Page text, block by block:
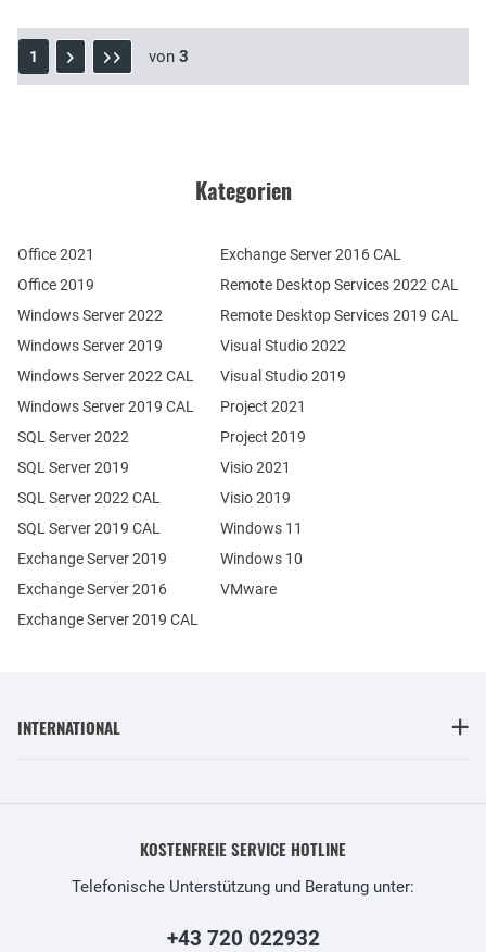
1 von 3
Kategorien
Office 2021
Office 2019
Windows Server 2022
Windows Server 2019
Exchange Server 2019
Exchange Server 2016
SQL Server 2022
SQL Server 2019
Windows Server 2022 CAL
Windows Server 2019 CAL
SQL Server 2022 CAL
SQL Server 2019 CAL
Remote Desktop Services 2022 CAL
Remote Desktop Services 2019 CAL
Exchange Server 2019 CAL
Exchange Server 2016 CAL
Visual Studio 2022
Visual Studio 2019
Project 2021
Project 2019
Visio 2021
Visio 2019
Windows 11
Windows 10
VMware
INTERNATIONAL
KOSTENFREIE SERVICE HOTLINE
Telefonische Unterstützung und Beratung unter:
+43 720 022932